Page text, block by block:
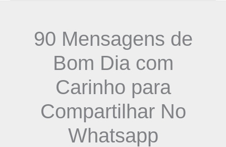
90 Mensagens de
Bom Dia com
Carinho para
Compartilhar No
Whatsapp